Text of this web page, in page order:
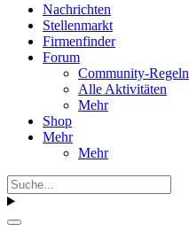
Nachrichten
Stellenmarkt
Firmenfinder
Forum
Community-Regeln
Alle Aktivitäten
Mehr
Shop
Mehr
Mehr